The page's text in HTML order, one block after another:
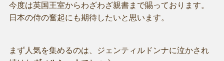
今度は英国王室からわざわざ親書まで賜っております。
日本の侍の奮起にも期待したいと思います。
まず人気を集めるのは、ジェンティルドンナに泣かされ